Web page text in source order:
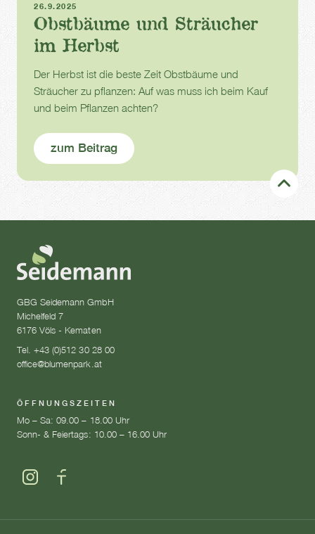
26.9.2025
Obstbäume und Sträucher
im Herbst
Der Herbst ist die beste Zeit Obstbäume und
Sträucher zu pflanzen: Auf was muss ich beim Kauf
und beim Pflanzen achten?
zum Beitrag
GBG Seidemann GmbH
Michelfeld 7
6176 Völs - Kematen
Tel. +43 (0)512 30 28 00
office@blumenpark.at
ÖFFNUNGSZEITEN
Mo – Sa: 09.00 – 18.00 Uhr
Sonn- & Feiertags: 10.00 – 16.00 Uhr